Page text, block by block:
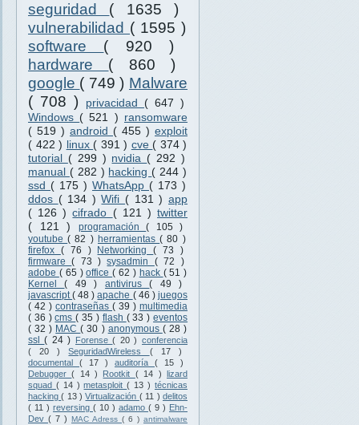
seguridad ( 1635 )
vulnerabilidad ( 1595 )
software ( 920 )
hardware ( 860 )
google ( 749 ) Malware
( 708 )
privacidad ( 647 )
Windows ( 521 ) ransomware
( 519 ) android ( 455 ) exploit
( 422 ) linux ( 391 ) cve ( 374 )
tutorial ( 299 ) nvidia ( 292 )
manual ( 282 ) hacking ( 244 )
ssd ( 175 ) WhatsApp ( 173 )
ddos ( 134 )Wifi ( 131 ) app
( 126 )cifrado ( 121 )twitter
( 121 ) programación( 105 )
youtube( 82 ) herramientas( 80 )
firefox ( 76 ) Networking( 73 )
firmware( 73 )sysadmin ( 72 )
adobe ( 65 )office( 62 ) hack ( 51 )
Kernel( 49 ) antivirus( 49 )
javascript( 48 )apache ( 46 ) juegos
( 42 ) contraseñas ( 39 ) multimedia
( 36 )cms( 35 ) flash ( 33 )eventos
( 32 ) MAC( 30 ) anonymous ( 28 )
ssl( 24 ) Forense( 20 ) conferencia
( 20 )SeguridadWireless ( 17 )
documental ( 17 ) auditoría ( 15 )
Debugger( 14 ) Rootkit ( 14 ) lizard
squad ( 14 )metasploit( 13 ) técnicas
hacking( 13 )Virtualización ( 11 ) delitos
( 11 ) reversing ( 10 ) adamo ( 9 ) Ehn-
Dev ( 7 ) MAC Adress ( 6 ) antimalware